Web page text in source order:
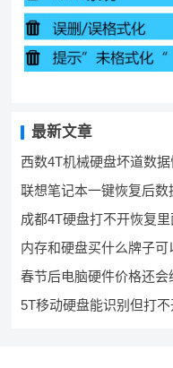
最新文章
西数4T机械硬盘坏道数据
联想笔记本一键恢复后数
成都4T硬盘打不开恢复里
内存和硬盘买什么牌子可
春节后电脑硬件价格还会
5T移动硬盘能识别但打